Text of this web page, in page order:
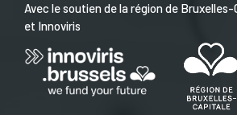
Avec le soutien de la région de
et Innoviris